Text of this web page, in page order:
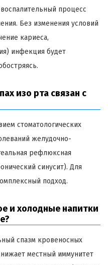
процесс
Без изменения условий
кариеса,
инфекция будет
изо рта связан с
стоматологических
желудочно-
рефлюксная
синусит). Для
подход.
и холодные напитки
спазм кровеносных
местный иммунитет